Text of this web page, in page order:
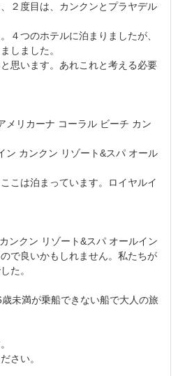
２度目は、カンクンとプラヤデル
４つのホテルに泊まりましたが、
しました。
思います。あれこれと考える必要
メリカーナ コーラル ビーチ カン
ン カンクン リゾート&スパ オール
こは泊まっています。ロイヤルイ
ンクン リゾート&スパ オールイン
で良いかもしれません。私たちが
た。
未満が乗船できない船で大人の旅
さい。